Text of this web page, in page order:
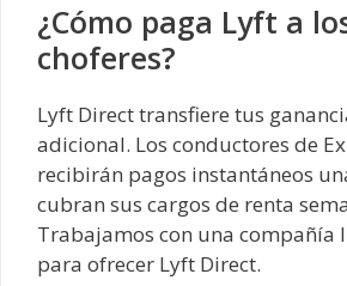
¿Cómo paga Lyft a
choferes?
Lyft Direct transfiere tus
adicional. Los conductores de
recibirán pagos instantáneos
cubran sus cargos de renta
Trabajamos con una compañía
para ofrecer Lyft Direct.